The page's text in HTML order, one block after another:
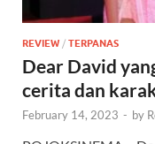
REVIEW / TERPANAS
Dear David
cerita dan
February 14, 2023 - by